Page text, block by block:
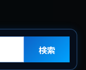
検索